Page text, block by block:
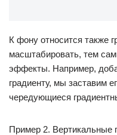
К фону относится также
масштабировать, тем
эффекты. Например,
градиенту, мы заставим
чередующиеся
Пример 2. Вертикальные